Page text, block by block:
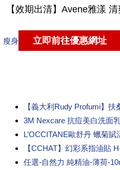
瘦身
【義大利Rudy Profumi】
3M Nexcare 抗痘美白洗面
L’OCCITANE歐舒丹 蠟菊賦
【CCHAT】幻彩系指油貼
任選-自然力 純精油-薄荷-